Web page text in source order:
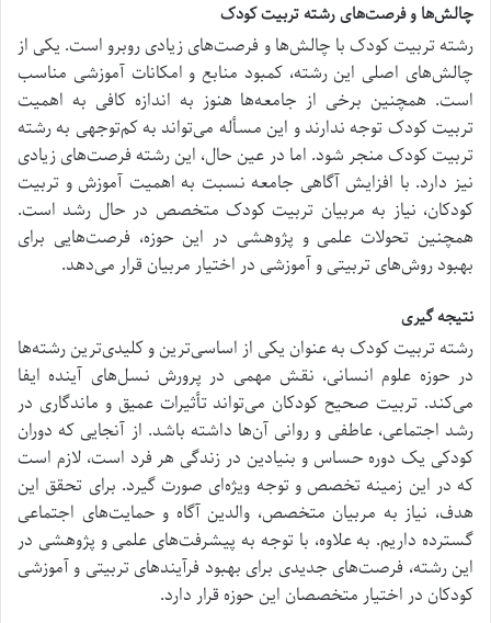
چالش‌ها و فرصت‌های رشته تربیت کودک
رشته تربیت کودک با چالش‌ها و فرصت‌های زیادی روبرو است. یکی از
چالش‌های اصلی این رشته، کمبود منابع و امکانات آموزشی مناسب
است. همچنین برخی از جامعه‌ها هنوز به اندازه کافی به اهمیت
تربیت کودک توجه ندارند و این مسأله می‌تواند به کم‌توجهی به رشته
تربیت کودک منجر شود. اما در عین حال، این رشته فرصت‌های زیادی
نیز دارد. با افزایش آگاهی جامعه نسبت به اهمیت آموزش و تربیت
کودکان، نیاز به مربیان تربیت کودک متخصص در حال رشد است.
همچنین تحولات علمی و پژوهشی در این حوزه، فرصت‌هایی برای
بهبود روش‌های تربیتی و آموزشی در اختیار مربیان قرار می‌دهد.
نتیجه گیری
رشته تربیت کودک به عنوان یکی از اساسی‌ترین و کلیدی‌ترین رشته‌ها
در حوزه علوم انسانی، نقش مهمی در پرورش نسل‌های آینده ایفا
می‌کند. تربیت صحیح کودکان می‌تواند تأثیرات عمیق و ماندگاری در
رشد اجتماعی، عاطفی و روانی آن‌ها داشته باشد. از آنجایی که دوران
کودکی یک دوره حساس و بنیادین در زندگی هر فرد است، لازم است
که در این زمینه تخصص و توجه ویژه‌ای صورت گیرد. برای تحقق این
هدف، نیاز به مربیان متخصص، والدین آگاه و حمایت‌های اجتماعی
گسترده داریم. به علاوه، با توجه به پیشرفت‌های علمی و پژوهشی در
این رشته، فرصت‌های جدیدی برای بهبود فرآیندهای تربیتی و آموزشی
کودکان در اختیار متخصصان این حوزه قرار دارد.